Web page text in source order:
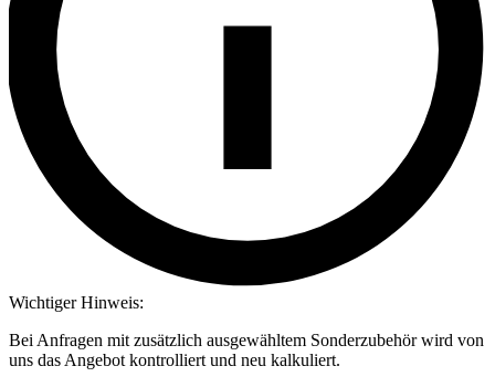
Wichtiger Hinweis:
Bei Anfragen mit zusätzlich ausgewähltem Sonderzubehör wird von
uns das Angebot kontrolliert und neu kalkuliert.